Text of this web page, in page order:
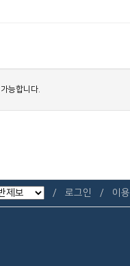
능합니다.
로그인 이